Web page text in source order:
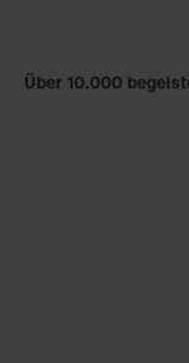
Über 10.000